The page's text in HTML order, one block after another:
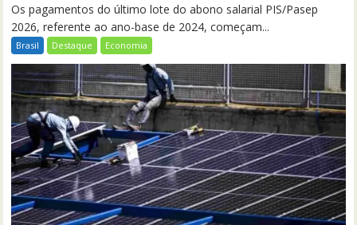
Os pagamentos do último lote do abono salarial PIS/Pasep
2026, referente ao ano-base de 2024, começam...
Brasil Destaque Economia